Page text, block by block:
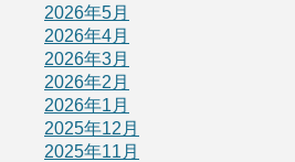
2026年5月
2026年4月
2026年3月
2026年2月
2026年1月
2025年12月
2025年11月